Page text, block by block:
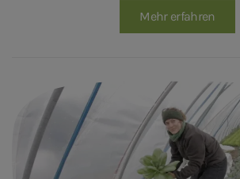
Mehr erfahren